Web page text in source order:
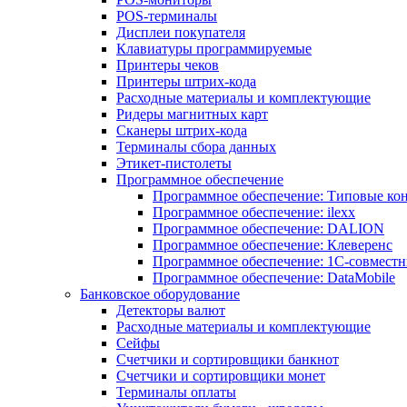
POS-терминалы
Дисплеи покупателя
Клавиатуры программируемые
Принтеры чеков
Принтеры штрих-кода
Расходные материалы и комплектующие
Ридеры магнитных карт
Сканеры штрих-кода
Терминалы сбора данных
Этикет-пистолеты
Программное обеспечение
Программное обеспечение: Типовые
Программное обеспечение: ilexx
Программное обеспечение: DALION
Программное обеспечение: Клеверенс
Программное обеспечение: 1С-
Программное обеспечение: DataMobile
Банковское оборудование
Детекторы валют
Расходные материалы и комплектующие
Сейфы
Счетчики и сортировщики банкнот
Счетчики и сортировщики монет
Терминалы оплаты